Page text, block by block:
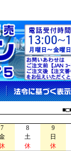
7 8 9
土 日
休 休